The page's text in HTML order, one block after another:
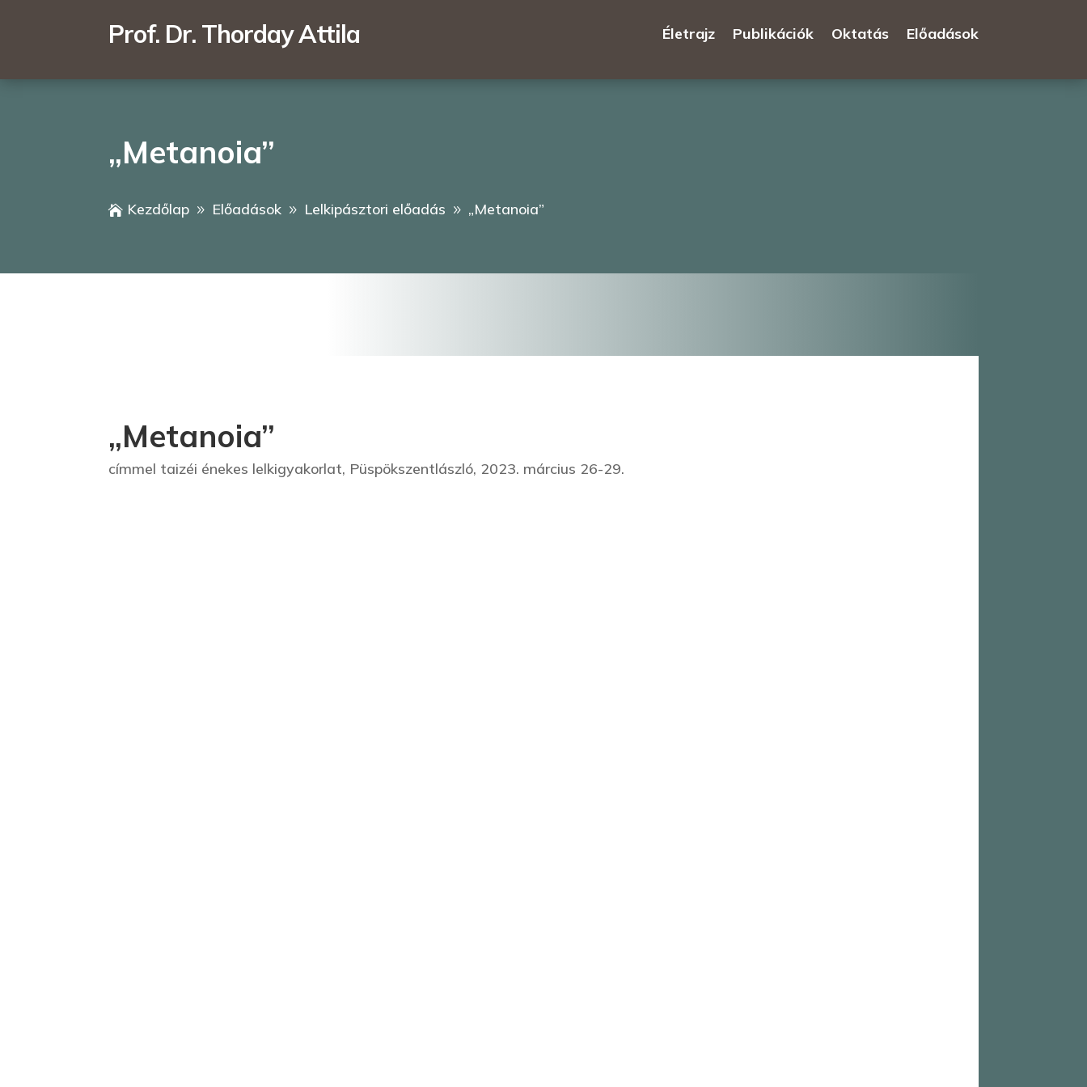
Prof. Dr. Thorday Attila Életrajz Publikációk Oktatás Előadások
„Metanoia”
 Kezdőlap 9 Előadások 9 Lelkipásztori előadás 9 „Metanoia”
„Metanoia”
címmel taizéi énekes lelkigyakorlat, Püspökszentlászló, 2023. március 26-29.